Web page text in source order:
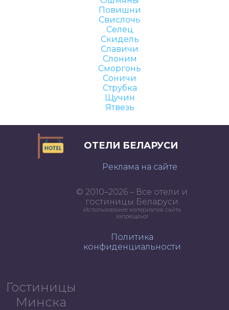
Повишни
Свислочь
Селец
Скидель
Славичи
Слоним
Сморгонь
Соничи
Струбка
Щучин
Ятвезь
ОТЕЛИ БЕЛАРУСИ
Реклама на сайте
© 2010–2026 – Все отели и
гостиницы Беларуси
Использование материалов сайта
запрещено!
Политика
конфиденциальности
Гостиницы
Минска